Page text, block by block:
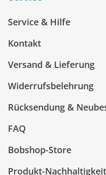
Service & Hilfe
Kontakt
Versand & Lieferung
Widerrufsbelehrung
Rücksendung &
FAQ
Bobshop-Store
Produkt-Nachhaltigkeit